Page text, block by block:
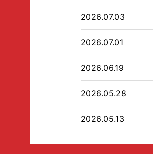
2026.07.03
2026.07.01
2026.06.19
2026.05.28
2026.05.13